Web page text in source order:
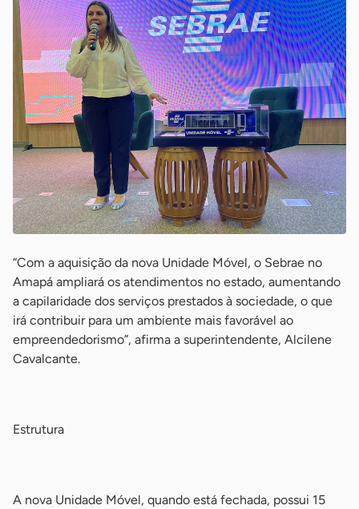
“Com a aquisição da nova Unidade Móvel, o Sebrae no
Amapá ampliará os atendimentos no estado, aumentando
a capilaridade dos serviços prestados à sociedade, o que
irá contribuir para um ambiente mais favorável ao
empreendedorismo”, afirma a superintendente, Alcilene
Cavalcante.
Estrutura
A nova Unidade Móvel, quando está fechada, possui 15